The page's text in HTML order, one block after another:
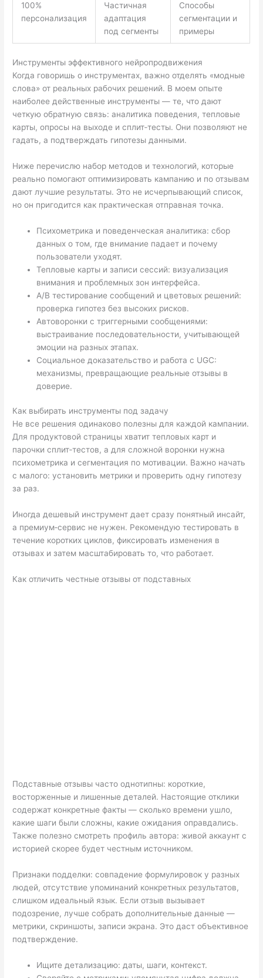
100%
персонализация
Частичная
адаптация
под сегменты
Способы
сегментации и
примеры
Инструменты эффективного нейропродвижения
Когда говоришь о инструментах, важно отделять «модные
слова» от реальных рабочих решений. В моем опыте
наиболее действенные инструменты — те, что дают
четкую обратную связь: аналитика поведения, тепловые
карты, опросы на выходе и сплит‑тесты. Они позволяют не
гадать, а подтверждать гипотезы данными.
Ниже перечислю набор методов и технологий, которые
реально помогают оптимизировать кампанию и по отзывам
дают лучшие результаты. Это не исчерпывающий список,
но он пригодится как практическая отправная точка.
Психометрика и поведенческая аналитика: сбор
данных о том, где внимание падает и почему
пользователи уходят.
Тепловые карты и записи сессий: визуализация
внимания и проблемных зон интерфейса.
А/В тестирование сообщений и цветовых решений:
проверка гипотез без высоких рисков.
Автоворонки с триггерными сообщениями:
выстраивание последовательности, учитывающей
эмоции на разных этапах.
Социальное доказательство и работа с UGC:
механизмы, превращающие реальные отзывы в
доверие.
Как выбирать инструменты под задачу
Не все решения одинаково полезны для каждой кампании.
Для продуктовой страницы хватит тепловых карт и
парочки сплит‑тестов, а для сложной воронки нужна
психометрика и сегментация по мотивации. Важно начать
с малого: установить метрики и проверить одну гипотезу
за раз.
Иногда дешевый инструмент дает сразу понятный инсайт,
а премиум‑сервис не нужен. Рекомендую тестировать в
течение коротких циклов, фиксировать изменения в
отзывах и затем масштабировать то, что работает.
Как отличить честные отзывы от подставных
Подставные отзывы часто однотипны: короткие,
восторженные и лишенные деталей. Настоящие отклики
содержат конкретные факты — сколько времени ушло,
какие шаги были сложны, какие ожидания оправдались.
Также полезно смотреть профиль автора: живой аккаунт с
историей скорее будет честным источником.
Признаки подделки: совпадение формулировок у разных
людей, отсутствие упоминаний конкретных результатов,
слишком идеальный язык. Если отзыв вызывает
подозрение, лучше собрать дополнительные данные —
метрики, скриншоты, записи экрана. Это даст объективное
подтверждение.
Ищите детализацию: даты, шаги, контекст.